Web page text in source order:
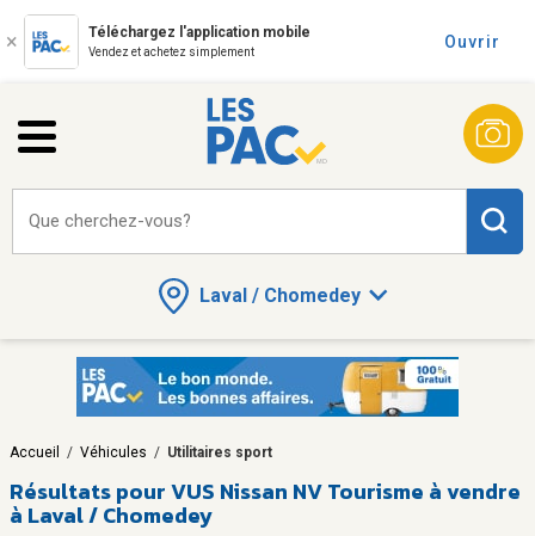
Téléchargez l'application mobile
Vendez et achetez simplement
Ouvrir
Laval / Chomedey
Que cherchez-vous?
Accueil / Véhicules / Utilitaires sport
Résultats pourVUS Nissan NV Tourisme à vendre
à Laval / Chomedey